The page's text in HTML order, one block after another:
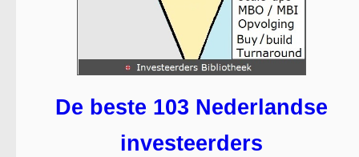
De beste 103 Nederlandse
investeerders